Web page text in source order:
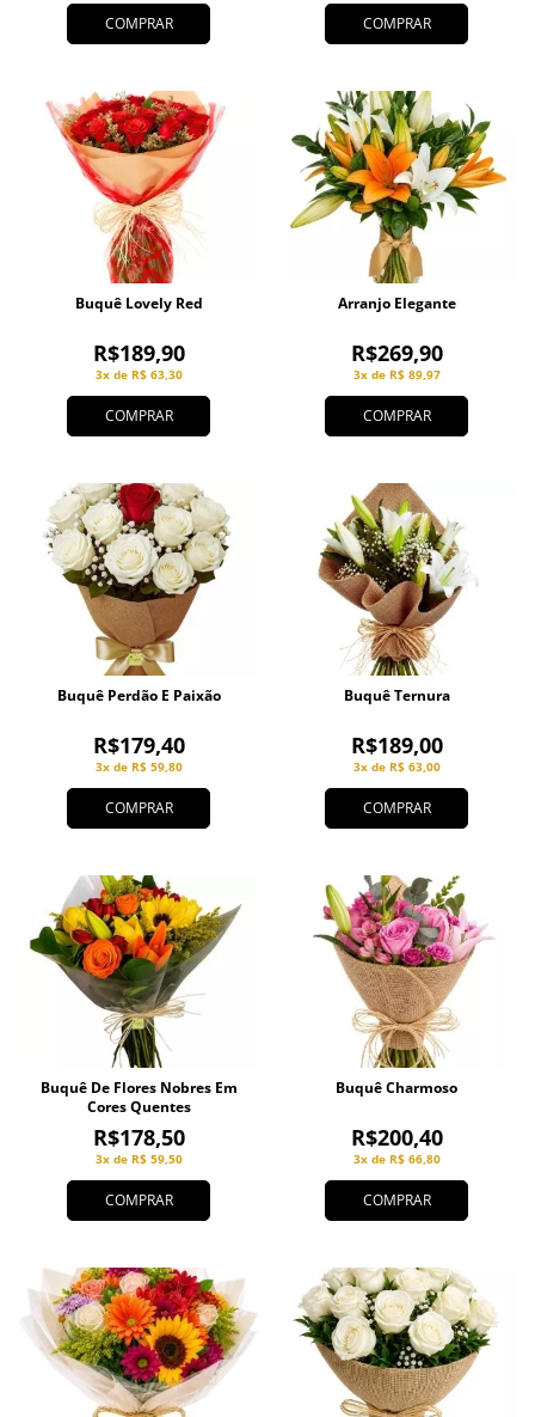
COMPRAR COMPRAR
COMPRAR
3x de R$ 63,30
R$189,90
Buquê Lovely Red
COMPRAR
3x de R$ 89,97
R$269,90
Arranjo Elegante
COMPRAR
3x de R$ 59,80
R$179,40
Buquê Perdão E Paixão
COMPRAR
3x de R$ 63,00
R$189,00
Buquê Ternura
COMPRAR
3x de R$ 59,50
R$178,50
Buquê De Flores Nobres Em
Cores Quentes
COMPRAR
3x de R$ 66,80
R$200,40
Buquê Charmoso